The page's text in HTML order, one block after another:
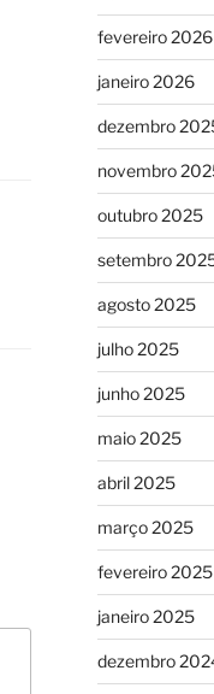
fevereiro 2026
janeiro 2026
dezembro
novembro
outubro 2025
setembro
agosto 2025
julho 2025
junho 2025
maio 2025
abril 2025
março 2025
fevereiro 2025
janeiro 2025
dezembro